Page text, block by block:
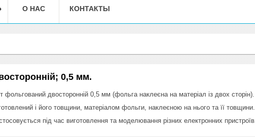
О НАС КОНТАКТЫ
0,5 мм.
фольгований двосторонній 0,5 мм (фольга наклеєна на матеріал із двох сторін).
і його товщини, матеріалом фольги, наклеєною на нього та її товщини.
під час виготовлення та моделювання різних електронних пристроїв.